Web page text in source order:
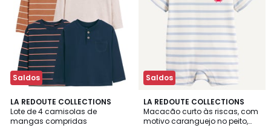
Saldos
LA REDOUTE COLLECTIONS
Lote de 4 camisolas de
mangas compridas
4,8
/ 5
Saldos
LA REDOUTE COLLECTIONS
Macacão curto às riscas, com
motivo caranguejo no peito,